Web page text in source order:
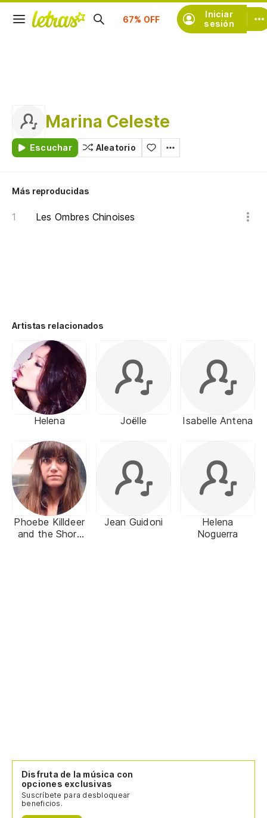
Iniciar
sesión
Suscríbete
Marina Celeste
Escuchar Aleatorio
Más reproducidas
Les Ombres Chinoises
Artistas relacionados
Helena Joëlle Isabelle Antena
Phoebe Killdeer
and the Short
Jean Guidoni
Helena
Noguerra
Disfruta de la música con
opciones exclusivas
Suscríbete para desbloquear
beneficios.